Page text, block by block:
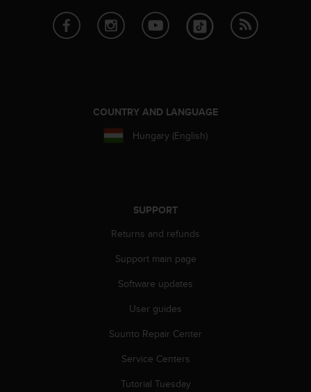
COUNTRY AND LANGUAGE
Hungary (English)
SUPPORT
Returns and refunds
Support main page
Software updates
User guides
Suunto Repair Center
Service Centers
Tutorial Tuesday